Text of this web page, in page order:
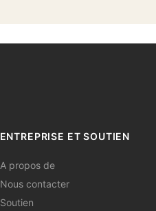
ENTREPRISE ET SOUTIEN
A propos de
Nous contacter
Soutien